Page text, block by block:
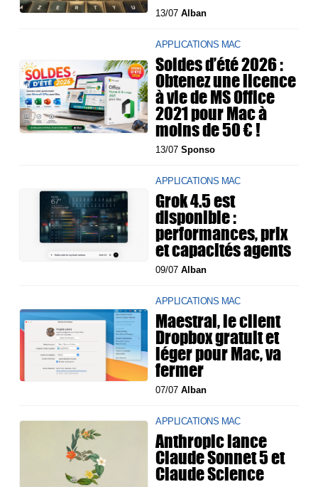
13/07Alban
APPLICATIONS MAC
Soldes d’été 2026 :
Obtenez une licence
à vie de MS Office
2021 pour Mac à
moins de 50 € !
13/07Sponso
APPLICATIONS MAC
Grok 4.5 est
disponible :
performances, prix
et capacités agents
09/07Alban
APPLICATIONS MAC
Maestral, le client
Dropbox gratuit et
léger pour Mac, va
fermer
07/07Alban
APPLICATIONS MAC
Anthropic lance
Claude Sonnet 5 et
Claude Science